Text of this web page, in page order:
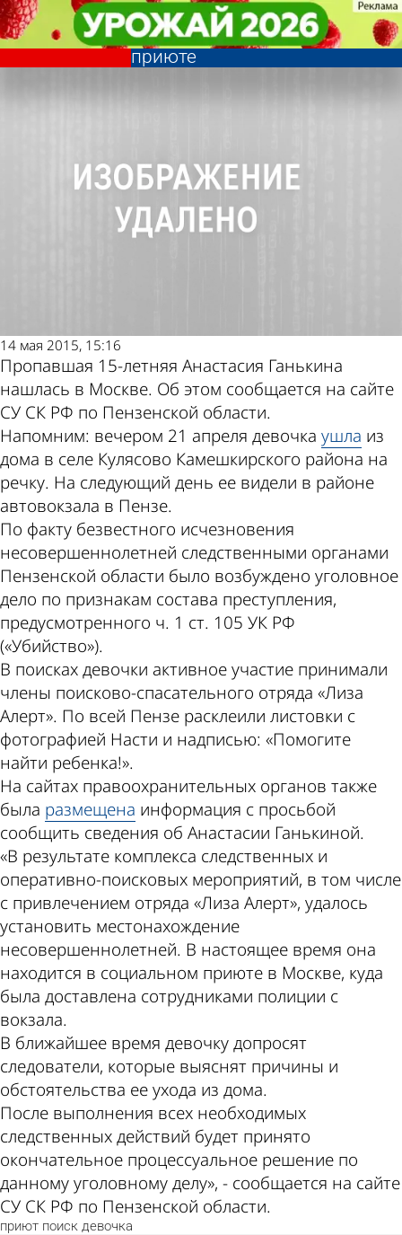
15-летняя Настя Ганькина
находится в московском
приюте
Происшествия
14 мая 2015, 15:16
Пропавшая 15-летняя Анастасия Ганькина
нашлась в Москве. Об этом сообщается на сайте
СУ СК РФ по Пензенской области.
Напомним: вечером 21 апреля девочка ушла из
дома в селе Кулясово Камешкирского района на
речку. На следующий день ее видели в районе
автовокзала в Пензе.
По факту безвестного исчезновения
несовершеннолетней следственными органами
Пензенской области было возбуждено уголовное
дело по признакам состава преступления,
предусмотренного ч. 1 ст. 105 УК РФ
(«Убийство»).
В поисках девочки активное участие принимали
члены поисково-спасательного отряда «Лиза
Алерт». По всей Пензе расклеили листовки с
фотографией Насти и надписью: «Помогите
найти ребенка!».
На сайтах правоохранительных органов также
была размещена информация с просьбой
сообщить сведения об Анастасии Ганькиной.
«В результате комплекса следственных и
оперативно-поисковых мероприятий, в том числе
с привлечением отряда «Лиза Алерт», удалось
установить местонахождение
несовершеннолетней. В настоящее время она
находится в социальном приюте в Москве, куда
была доставлена сотрудниками полиции с
вокзала.
В ближайшее время девочку допросят
следователи, которые выяснят причины и
обстоятельства ее ухода из дома.
После выполнения всех необходимых
следственных действий будет принято
окончательное процессуальное решение по
данному уголовному делу», - сообщается на сайте
СУ СК РФ по Пензенской области.
приют поиск девочка
15-летняя Настя Ганькина
находится в московском
приюте
Происшествия
Другие новости
по теме
Погода и курсы
валют в Пензе